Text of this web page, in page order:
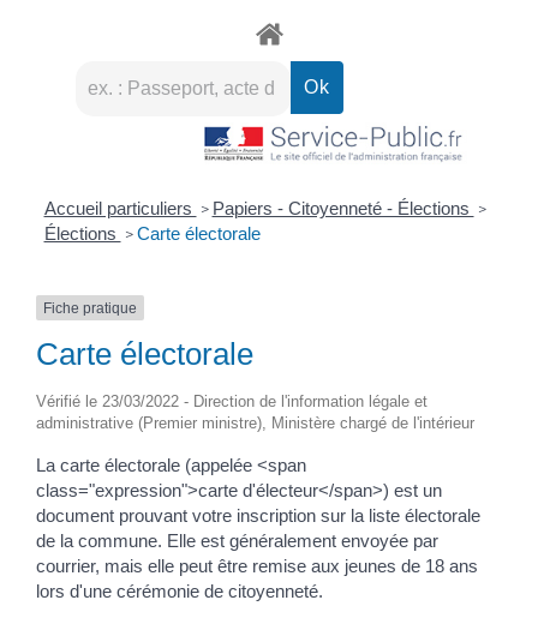
Accueil particuliers > Papiers - Citoyenneté - Élections >
Élections > Carte électorale
Fiche pratique
Carte électorale
Vérifié le 23/03/2022 - Direction de l'information légale et
administrative (Premier ministre), Ministère chargé de l'intérieur
La carte électorale (appelée <span
class="expression">carte d'électeur</span>) est un
document prouvant votre inscription sur la liste électorale
de la commune. Elle est généralement envoyée par
courrier, mais elle peut être remise aux jeunes de 18 ans
lors d'une cérémonie de citoyenneté.